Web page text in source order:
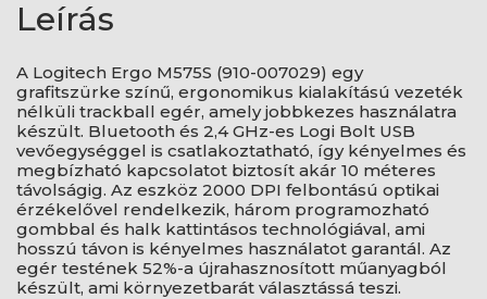
Leírás
A Logitech Ergo M575S (910-007029) egy
grafitszürke színű, ergonomikus kialakítású vezeték
nélküli trackball egér, amely jobbkezes használatra
készült. Bluetooth és 2,4 GHz-es Logi Bolt USB
vevőegységgel is csatlakoztatható, így kényelmes és
megbízható kapcsolatot biztosít akár 10 méteres
távolságig. Az eszköz 2000 DPI felbontású optikai
érzékelővel rendelkezik, három programozható
gombbal és halk kattintásos technológiával, ami
hosszú távon is kényelmes használatot garantál. Az
egér testének 52%-a újrahasznosított műanyagból
készült, ami környezetbarát választássá teszi.